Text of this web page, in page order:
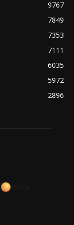
9767
7849
7353
7111
6035
5972
2896